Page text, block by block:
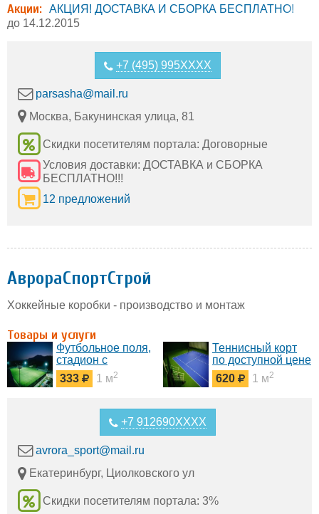
Готовые
деревянные
городки фото
Акции: АКЦИЯ! ДОСТАВКА И СБОРКА БЕСПЛАТНО!
до 14.12.2015
+7 (495) 995XXXX
parsasha@mail.ru
Москва, Бакунинская улица, 81
Скидки посетителям портала: Договорные
Условия доставки: ДОСТАВКА и СБОРКА
БЕСПЛАТНО!!!
12 предложений
АврораСпортСтрой
Хоккейные коробки - производство и монтаж
Товары и услуги
Футбольное поля,
стадион с
натуральным и
искусственным
точке России
333 1 м2
Теннисный корт
по доступной цене
и в минимальные
сроки.
620 1 м2
+7 912690XXXX
avrora_sport@mail.ru
Екатеринбург, Циолковского ул
Скидки посетителям портала: 3%